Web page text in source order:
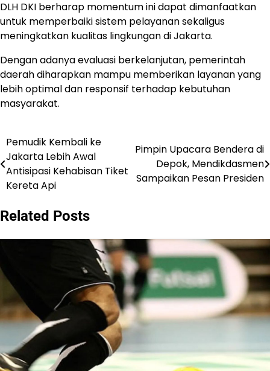
DLH DKI berharap momentum ini dapat dimanfaatkan
untuk memperbaiki sistem pelayanan sekaligus
meningkatkan kualitas lingkungan di Jakarta.
Dengan adanya evaluasi berkelanjutan, pemerintah
daerah diharapkan mampu memberikan layanan yang
lebih optimal dan responsif terhadap kebutuhan
masyarakat.
Post
navigation
Pemudik Kembali ke
Jakarta Lebih Awal
Antisipasi Kehabisan Tiket
Kereta Api
Pimpin Upacara Bendera di
Depok, Mendikdasmen
Sampaikan Pesan Presiden
Related Posts